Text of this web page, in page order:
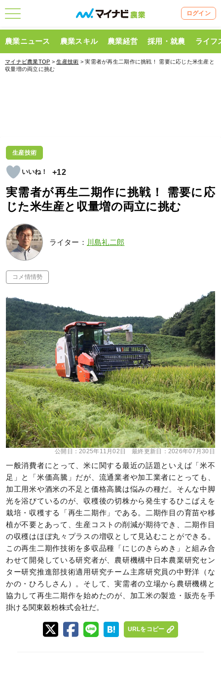
ログイン
農業ニュース 農業スキル 農業経営 採用・就農 ライフ
マイナビ農業TOP >生産技術 > 実需者が再生二期作に挑戦！ 需要に応じた米生産と
収量増の両立に挑む
生産技術
+12
実需者が再生二期作に挑戦！ 需要に応
じた米生産と収量増の両立に挑む
ライター： 川島礼二郎
コメ情情勢
公開日：2025年11月02日 最終更新日： 2026年07月30日
一般消費者にとって、米に関する最近の話題といえば「米不
足」と「米価高騰」だが、流通業者や加工業者にとっても、
加工用米や酒米の不足と価格高騰は悩みの種だ。そんな中脚
光を浴びているのが、収穫後の切株から発生するひこばえを
栽培・収穫する「再生二期作」である。二期作目の育苗や移
植が不要とあって、生産コストの削減が期待でき、二期作目
の収穫はほぼ丸々プラスの増収として見込むことができる。
この再生二期作技術を多収品種「にじのきらめき」と組み合
わせて開発している研究者が、農研機構中日本農業研究セン
ター研究推進部技術適用研究チーム主席研究員の中野洋（な
かの・ひろしさん）。そして、実需者の立場から農研機構と
協力して再生二期作を始めたのが、加工米の製造・販売を手
掛ける関東穀粉株式会社だ。
URLをコピー